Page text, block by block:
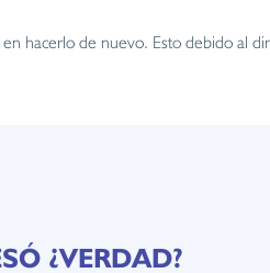
en hacerlo de nuevo. Esto debido al
¿VERDAD?